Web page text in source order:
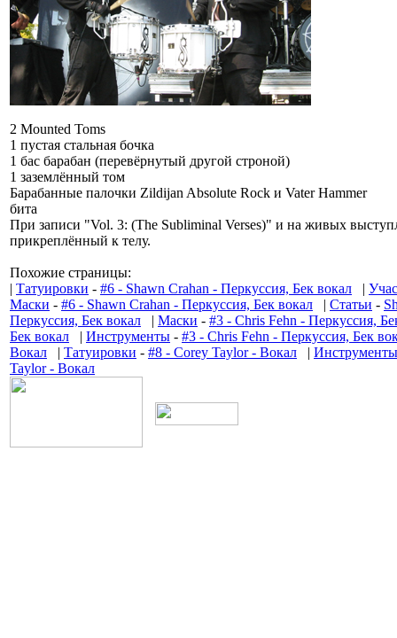
2 Mounted Toms
1 пустая стальная бочка
1 бас барабан (перевёрнутый другой строной)
1 заземлённый том
Барабанные палочки Zildijan Absolute Rock и Vater Hammer
бита
При записи "Vol. 3: (The Subliminal Verses)" и на живых
прикреплённый к телу.
Похожие страницы:
| Татуировки - #6 - Shawn Crahan - Перкуссия, Бек вокал |
Маски - #6 - Shawn Crahan - Перкуссия, Бек вокал | Статьи -
Перкуссия, Бек вокал | Маски - #3 - Chris Fehn - Перкуссия,
Бек вокал | Инструменты - #3 - Chris Fehn - Перкуссия, Бек
Вокал | Татуировки - #8 - Corey Taylor - Вокал | Инструменты
Taylor - Вокал